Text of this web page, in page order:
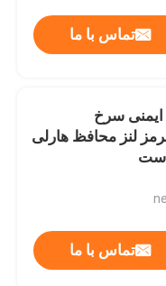
تماس با ما
ایمنی سرخ
لنز محافظ هارلی
تماس با ما